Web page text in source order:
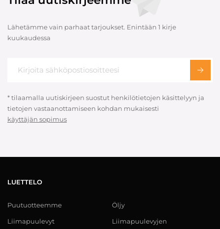
Lähetämme vain parhaat tarjoukset. Enintään 1 kirje
kuukaudessa
* tilaamalla uutiskirjeen suostut henkilötietojen käsittelyyn ja
tietojen vastaanottamiseen kohdan mukaisesti
käyttäjän sopimus
LUETTELO
Puutuotteemme
Liimapuulevyt
Öljy
Liimapuulevyjen